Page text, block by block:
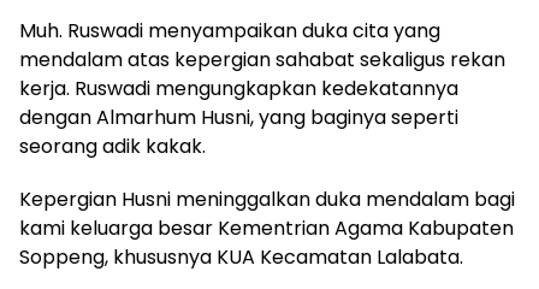
Muh. Ruswadi menyampaikan duka cita yang
mendalam atas kepergian sahabat sekaligus rekan
kerja. Ruswadi mengungkapkan kedekatannya
dengan Almarhum Husni, yang baginya seperti
seorang adik kakak.
Kepergian Husni meninggalkan duka mendalam bagi
kami keluarga besar Kementrian Agama Kabupaten
Soppeng, khususnya KUA Kecamatan Lalabata.